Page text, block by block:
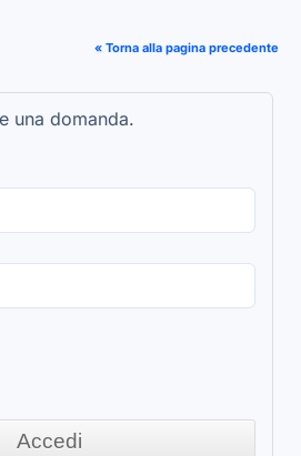
« Torna alla pagina precedente
una domanda.